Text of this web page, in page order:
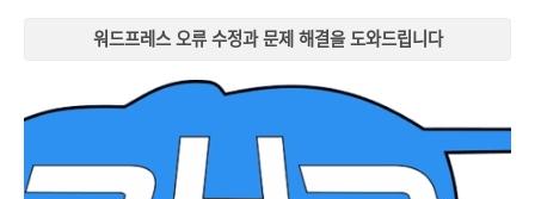
워드프레스 오류 수정과 문제 해결을 도와드립니다
워드프레스 오류 수정과 문제 해결을 도와드립니다
워드프레스 오류 수정과 문제 해결을 도와드립니다
워드프레스 오류 수정과 문제 해결을 도와드립니다